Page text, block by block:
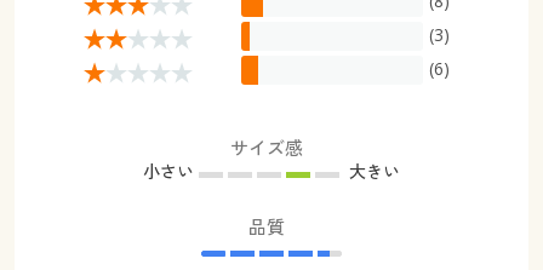
(3)
(6)
サイズ感
小さい 大きい
品質